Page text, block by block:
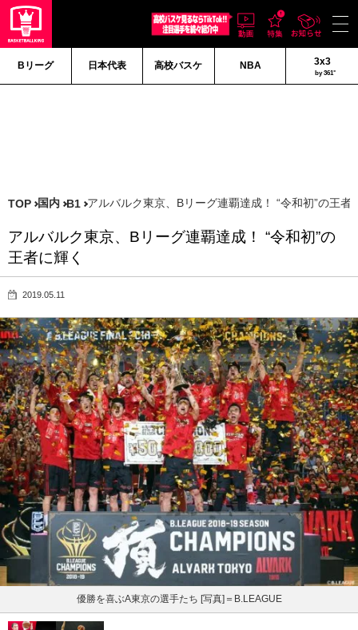
Bリーグ 日本代表 高校バスケ NBA 3x3
by 361°
TOP 国内 B1 アルバルク東京、Bリーグ連覇達成！ “令和初”の王者
アルバルク東京、Bリーグ連覇達成！ “令和初”の
王者に輝く
2019.05.11
優勝を喜ぶA東京の選手たち [写真]＝B.LEAGUE